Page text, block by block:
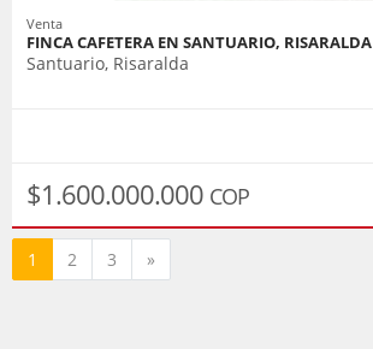
Venta
FINCA CAFETERA EN SANTUARIO, RISARALDA
Santuario, Risaralda
$1.600.000.000 COP
1 2 3 »